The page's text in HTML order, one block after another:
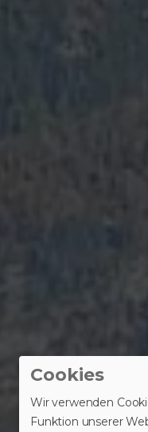
Cookies
Wir verwenden
Funktion unserer